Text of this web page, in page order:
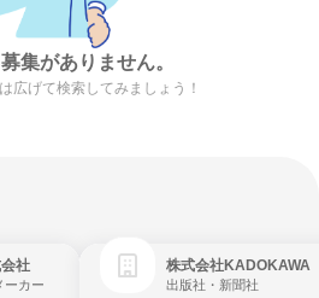
集がありません。
広げて検索してみましょう！
社
ーカー
株式会社KADOKAWA
出版社・新聞社